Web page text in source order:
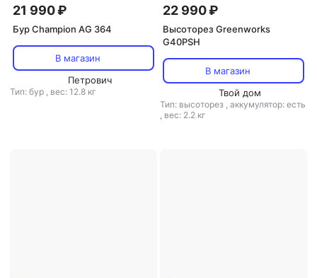
21 990 ₽
Бур Champion AG 364
В магазин
Петрович
Тип: бур , вес: 12.8 кг
22 990 ₽
Высоторез Greenworks
G40PSH
В магазин
Твой дом
Тип: высоторез , аккумулятор: есть
, вес: 2.2 кг